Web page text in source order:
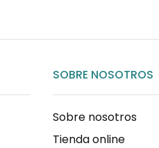
SOBRE NOSOTROS
Sobre nosotros
Tienda online